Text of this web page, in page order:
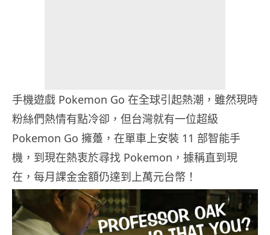
手機遊戲 Pokemon Go 在全球引起熱潮，雖然現時
粉絲們熱情有點冷卻，但台灣就有一位超級
Pokemon Go 擁躉，在單車上安裝 11 部智能手
機，到現在熱衷於尋找 Pokemon，據稱直到現
在，每月課金金額仍達到上萬元台幣！